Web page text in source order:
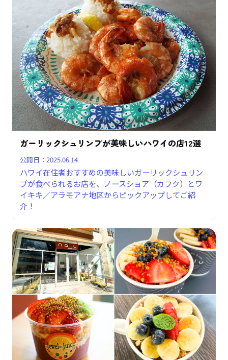
ガーリックシュリンプが美味しいハワイの店12選
公開日：2025.06.14
ハワイ在住者おすすめの美味しいガーリックシュリン
プが食べられるお店を、ノースショア（カフク）とワ
イキキ／アラモアナ地区からピックアップしてご紹
介！